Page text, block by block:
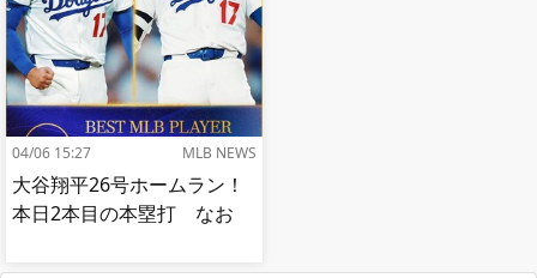
04/06 15:27 MLB NEWS
大谷翔平26号ホームラン！
本日2本目の本塁打 なお